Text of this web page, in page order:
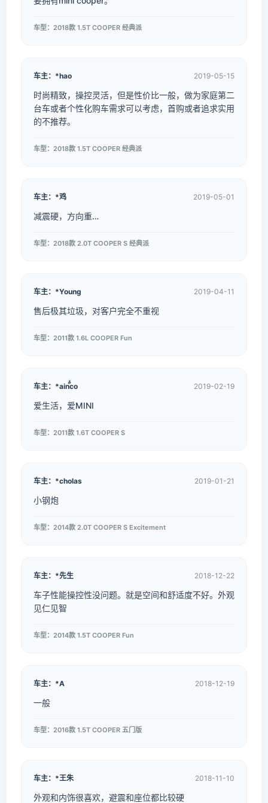
车型：2018款 1.5T COOPER 经典派
车主：*hao 2019-05-15
时尚精致，操控灵活，但是性价比一般，做为家庭第二
台车或者个性化购车需求可以考虑，首购或者追求实用
的不推荐。
车型：2018款 1.5T COOPER 经典派
车主：*鸡 2019-05-01
减震硬，方向重…
车型：2018款 2.0T COOPER S 经典派
车主：*Young 2019-04-11
售后极其垃圾，对客户完全不重视
车型：2011款 1.6L COOPER Fun
车主：*ainⷵⷯco 2019-02-19
爱生活，爱MINI
车型：2011款 1.6T COOPER S
车主：*cholas 2019-01-21
小钢炮
车型：2014款 2.0T COOPER S Excitement
车主：*先生 2018-12-22
车子性能操控性没问题。就是空间和舒适度不好。外观
见仁见智
车型：2014款 1.5T COOPER Fun
车主：*A 2018-12-19
一般
车型：2016款 1.5T COOPER 五门版
车主：*王朱 2018-11-10
外观和内饰很喜欢，避震和座位都比较硬